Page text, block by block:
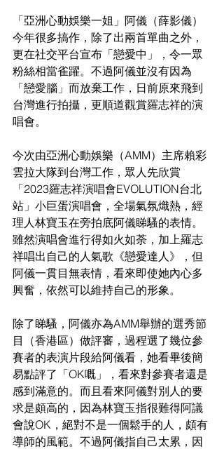
「亞洲心動娛樂一姐」阿儀（薛影儀）
今年很多搞作，除了出兩首單曲之外，
更在社交平台宣布「戀愛中」，令一眾
粉絲相當雀躍。不過阿儀並沒有因為
「戀愛腦」而放棄工作，日前原來飛到
台灣進行拍攝，更順道觀賞羅志祥的演
唱會。
今次由亞洲心動娛樂（AMM）主席賴彩
雲拉大隊到台灣工作，眾人先欣賞
「2023羅志祥演唱會EVOLUTION台北
站」小巨蛋演唱會，全場氣氛熾熱，經
理人林寶玉在旁拍底阿儀睇騷的表情。
雖然演唱會進行得如火如荼，加上羅志
祥唱出自己的人氣歌《戀愛達人》，但
阿儀一貫目無表情，看來即使她內心多
興奮，依然可以維持自己的形象。
除了睇騷，阿儀亦為AMM舉辦的選秀節
目（香港區）做評審，過程選了幾位參
賽者的表演片段給阿儀看，她看畢後簡
易點評了「OK嘅」，看來對參賽者還是
感到滿意的。而且看來阿儀對別人的要
求是頗高的，因為林寶玉指很難得阿議
會說OK，絕對不是一個鬆手的人，頗有
導師的風範。不過阿儀指自己太累，因